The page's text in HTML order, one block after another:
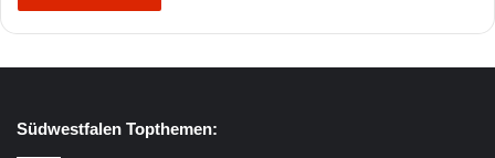
Südwestfalen Topthemen: